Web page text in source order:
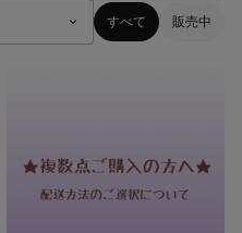
すべて 販売中